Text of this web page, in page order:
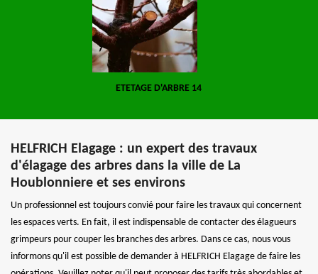
ETETAGE D'ARBRE 14
HELFRICH Elagage : un expert des travaux
d'élagage des arbres dans la ville de La
Houblonniere et ses environs
Un professionnel est toujours convié pour faire les travaux qui concernent
les espaces verts. En fait, il est indispensable de contacter des élagueurs
grimpeurs pour couper les branches des arbres. Dans ce cas, nous vous
informons qu'il est possible de demander à HELFRICH Elagage de faire les